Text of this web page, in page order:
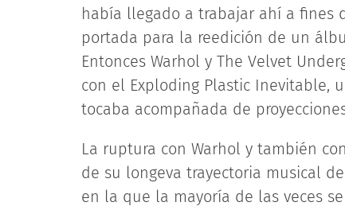
había llegado a trabajar ahí a fines
portada para la reedición de un
Entonces Warhol y The Velvet
con el Exploding Plastic Inevitable,
tocaba acompañada de
La ruptura con Warhol y también
de su longeva trayectoria musical
en la que la mayoría de las veces